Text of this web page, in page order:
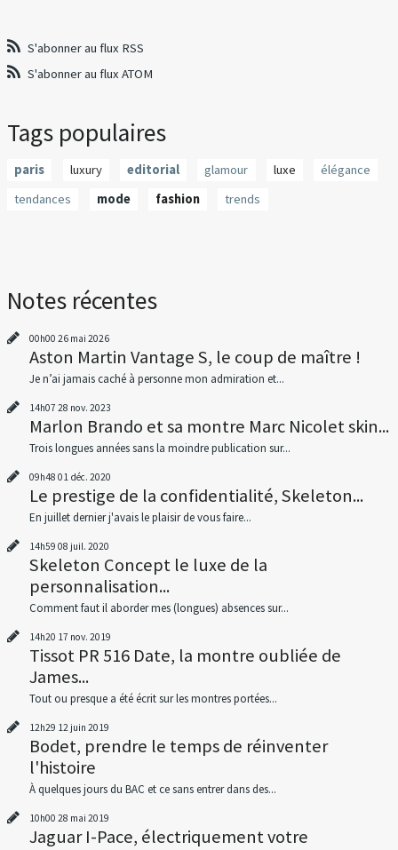
S'abonner au flux RSS
S'abonner au flux ATOM
Tags populaires
paris luxury editorial glamour luxe
élégance
tendances
mode fashion trends
Notes récentes
00h00 26 mai 2026
Aston Martin Vantage S, le coup de maître !
Je n’ai jamais caché à personne mon admiration et...
14h07 28 nov. 2023
Marlon Brando et sa montre Marc Nicolet skin...
Trois longues années sans la moindre publication sur...
09h48 01 déc. 2020
Le prestige de la confidentialité, Skeleton...
En juillet dernier j'avais le plaisir de vous faire...
14h59 08 juil. 2020
Skeleton Concept le luxe de la
personnalisation...
Comment faut il aborder mes (longues) absences sur...
14h20 17 nov. 2019
Tissot PR 516 Date, la montre oubliée de
James...
Tout ou presque a été écrit sur les montres portées...
12h29 12 juin 2019
Bodet, prendre le temps de réinventer
l'histoire
À quelques jours du BAC et ce sans entrer dans des...
10h00 28 mai 2019
Jaguar I-Pace, électriquement votre